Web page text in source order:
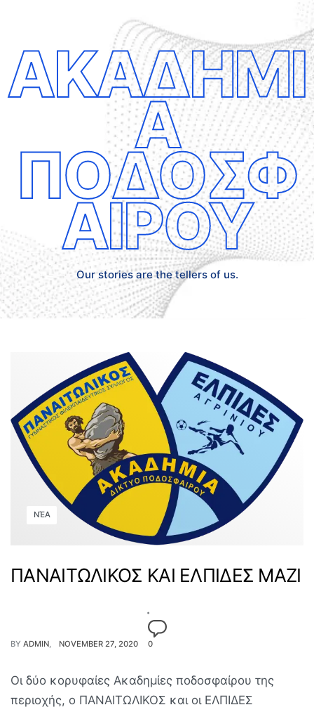
ΑΚΑΔΗΜΙ
Α
ΠΟΔΟΣΦ
ΑΙΡΟΥ
Our stories are the tellers of us.
ΝΈΑ
ΠΑΝΑΙΤΩΛΙΚΟΣ ΚΑΙ ΕΛΠΙΔΕΣ ΜΑΖΙ
BY ADMIN NOVEMBER 27, 2020 0
Οι δύο κορυφαίες Ακαδημίες ποδοσφαίρου της
περιοχής, ο ΠΑΝΑΙΤΩΛΙΚΟΣ και οι ΕΛΠΙΔΕΣ